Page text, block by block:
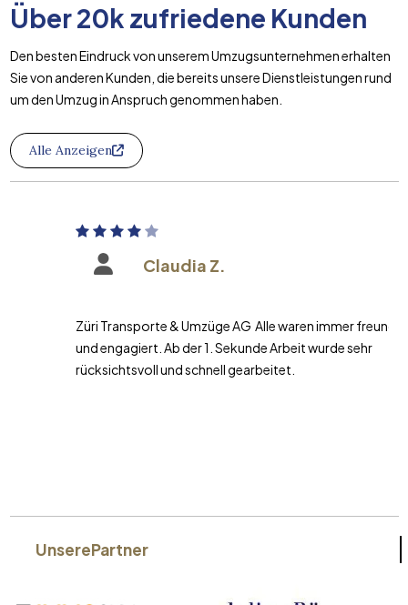
Über20k zufriedene Kunden
Den besten Eindruck von unserem Umzugsunternehmen erhalten
Sie von anderen Kunden, die bereits unsere Dienstleistungen rund
um den Umzug in Anspruch genommen haben.
Alle Anzeigen
Claudia Z.
Züri Transporte & Umzüge AG Alle waren immer freundlich
und engagiert. Ab der 1. Sekunde Arbeit wurde sehr
rücksichtsvoll und schnell gearbeitet.
UnserePartner